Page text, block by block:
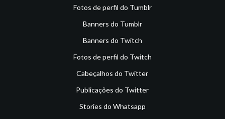
Fotos de perfil do Tumblr
Banners do Tumblr
Banners do Twitch
Fotos de perfil do Twitch
Cabeçalhos do Twitter
Publicações do Twitter
Stories do Whatsapp